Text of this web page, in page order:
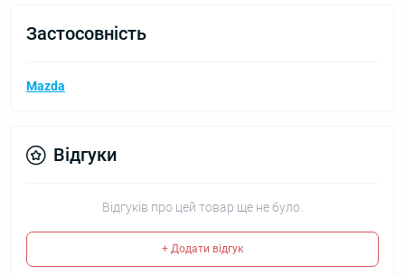
Застосовність
Mazda
Відгуки
Відгуків про цей товар ще не було.
+ Додати відгук